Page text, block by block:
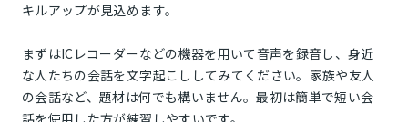
キルアップが見込めます。
まずはICレコーダーなどの機器を用いて音声を録音し、身近
な人たちの会話を文字起こししてみてください。家族や友人
の会話など、題材は何でも構いません。最初は簡単で短い会